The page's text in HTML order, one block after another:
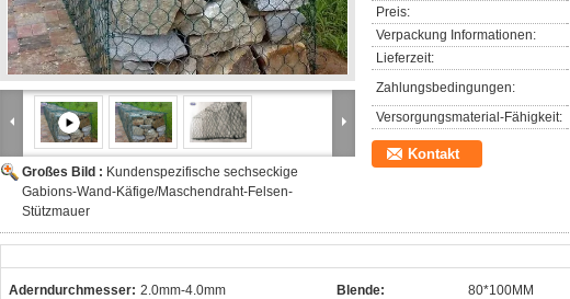
Großes Bild : Kundenspezifische sechseckige
Gabions-Wand-Käfige/Maschendraht-Felsen-
Stützmauer
Preis:
Verpackung Informationen:
Lieferzeit:
Zahlungsbedingungen:
Versorgungsmaterial-Fähigkeit:
Kontakt
Aderndurchmesser: 2.0mm-4.0mm Blende: 80*100MM